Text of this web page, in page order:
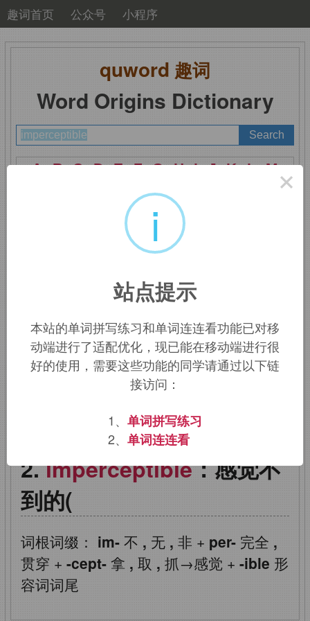
趣词首页 公众号 小程序
quword 趣词
Word Origins Dictionary
A B C D E F G H I J K L
M
T Z
im-,不，非，perceptible,可感知的。
该词的英语词源请访问趣词词源英文版：
词源，imperceptible
imperceptible：感觉不
到的(
词根词缀： im- 不 , 无 , 非 + per- 完全 ,
贯穿 + -cept- 拿 , 取 , 抓→感觉 + -ible 形
容词词尾
×
i
站点提示
本站的单词拼写练习和单词连连看功能已对移
动端进行了适配优化，现已能在移动端进行很
好的使用，需要这些功能的同学请通过以下链
接访问：
1、 单词拼写练习
2、 单词连连看